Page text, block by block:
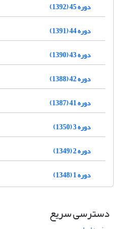
دوره 45 (1392)
دوره 44 (1391)
دوره 43 (1390)
دوره 42 (1388)
دوره 41 (1387)
دوره 3 (1350)
دوره 2 (1349)
دوره 1 (1348)
دسترسی سریع